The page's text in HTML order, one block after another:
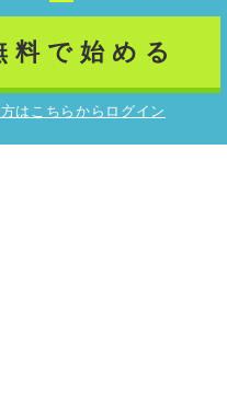
料で始める
はこちらからログイン